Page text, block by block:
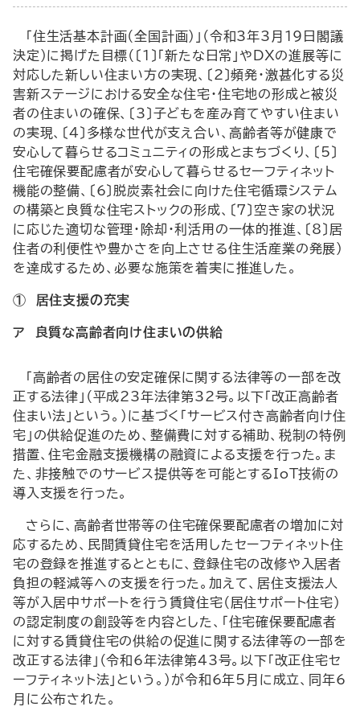
「住生活基本計画（全国計画）」（令和3年3月19日閣議
決定）に掲げた目標（〔1〕「新たな日常」や DXの進展等に
対応した新しい住まい方の実現、〔2〕頻発・激甚化する災
害新ステージにおける安全な住宅・住宅地の形成と被災
者の住まいの確保、〔3〕子どもを産み育てやすい住まい
の実現、〔4〕多様な世代が支え合い、高齢者等が健康で
安心して暮らせるコミュニティの形成とまちづくり、〔5〕
住宅確保要配慮者が安心して暮らせるセーフティネット
機能の整備、〔6〕脱炭素社会に向けた住宅循環システム
の構築と良質な住宅ストックの形成、〔7〕空き家の状況
に応じた適切な管理・除却・利活用の一体的推進、〔8〕居
住者の利便性や豊かさを向上させる住生活産業の発展）
を達成するため、必要な施策を着実に推進した。
① 居住支援の充実
ア 良質な高齢者向け住まいの供給
「高齢者の居住の安定確保に関する法律等の一部を改
正する法律」（平成23年法律第32号。以下「改正高齢者
住まい法」という。）に基づく「サービス付き高齢者向け住
宅」の供給促進のため、整備費に対する補助、税制の特例
措置、住宅金融支援機構の融資による支援を行った。ま
た、非接触でのサービス提供等を可能とするIoT技術の
導入支援を行った。
さらに、高齢者世帯等の住宅確保要配慮者の増加に対
応するため、民間賃貸住宅を活用したセーフティネット住
宅の登録を推進するとともに、登録住宅の改修や入居者
負担の軽減等への支援を行った。加えて、居住支援法人
等が入居中サポートを行う賃貸住宅（居住サポート住宅）
の認定制度の創設等を内容とした、「住宅確保要配慮者
に対する賃貸住宅の供給の促進に関する法律等の一部を
改正する法律」（令和6年法律第43号。以下「改正住宅セ
ーフティネット法」という。）が令和6年5月に成立、同年6
月に公布された。